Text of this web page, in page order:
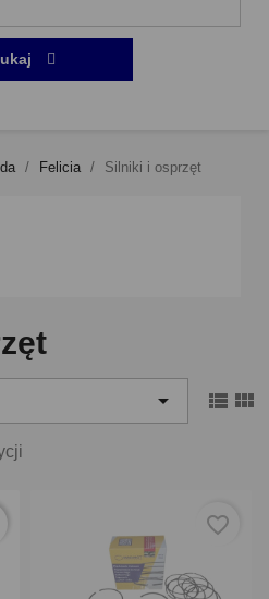
Felicia Silniki i osprzęt
  
favorite_border